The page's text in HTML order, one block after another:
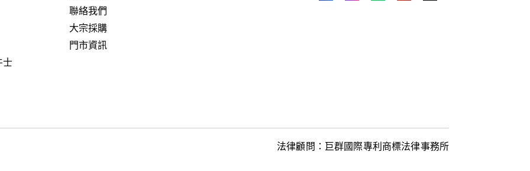
士
聯絡我們
大宗採購
門市資訊
法律顧問：巨群國際專利商標法律事務所